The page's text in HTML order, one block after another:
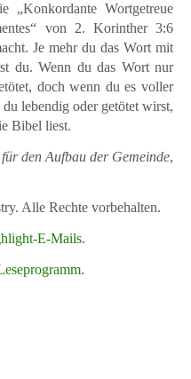
„Konkordante Wortgetreue
von 2. Korinther 3:6
Je mehr du das Wort mit
du. Wenn du das Wort nur
doch wenn du es voller
lebendig oder getötet wirst,
Bibel liest.
den Aufbau der Gemeinde,
Alle Rechte vorbehalten.
E-Mails.